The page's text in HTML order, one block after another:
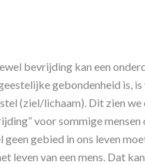
bevrijding kan een
gebondenheid is,
(ziel/lichaam). Dit zien
voor sommige
gebied in ons leven
leven van een mens. Dat